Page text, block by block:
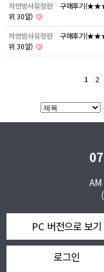
자연방사유정란
구매후기
위 30알)
자연방사유정란
구매후기
위 30알)
1 2
PC 버전으로 보기
로그인